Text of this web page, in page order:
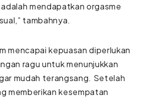
mendapatkan orgasme
tambahnya.
mencapai kepuasan diperlukan
ragu untuk menunjukkan
mudah terangsang. Setelah
memberikan kesempatan